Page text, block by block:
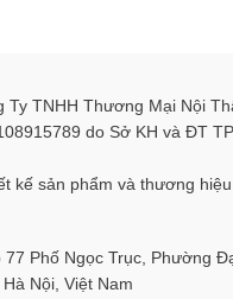
Ty TNHH Thương Mại Nội
do Sở KH và ĐT
kế sản phẩm và thương
77 Phố Ngọc Trục, Phường
Nội, Việt Nam